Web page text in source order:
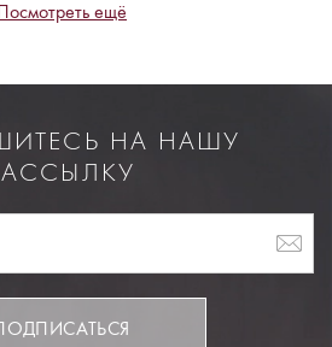
ещё
НА НАШУ